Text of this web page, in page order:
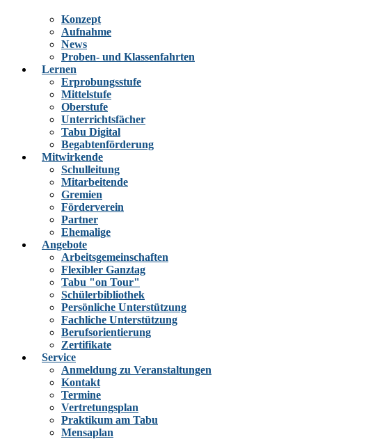
Konzept
Aufnahme
News
Proben- und Klassenfahrten
Lernen
Erprobungsstufe
Mittelstufe
Oberstufe
Unterrichtsfächer
Tabu Digital
Begabtenförderung
Mitwirkende
Schulleitung
Mitarbeitende
Gremien
Förderverein
Partner
Ehemalige
Angebote
Arbeitsgemeinschaften
Flexibler Ganztag
Tabu "on Tour"
Schülerbibliothek
Persönliche Unterstützung
Fachliche Unterstützung
Berufsorientierung
Zertifikate
Service
Anmeldung zu Veranstaltungen
Kontakt
Termine
Vertretungsplan
Praktikum am Tabu
Mensaplan